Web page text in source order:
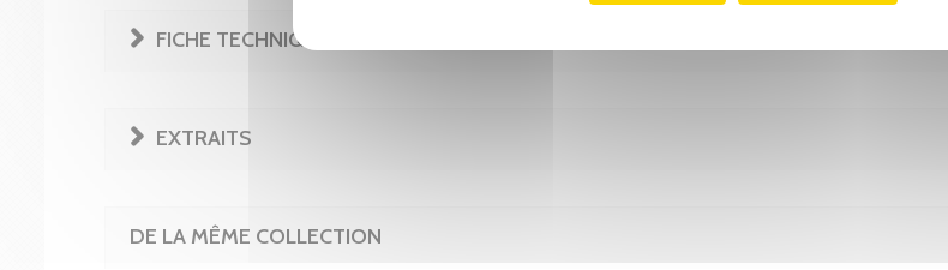
FICHE TECHNIQUE
EXTRAITS
DE LA MÊME COLLECTION